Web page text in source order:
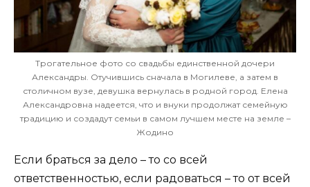
Трогательное фото со свадьбы единственной дочери
Александры. Отучившись сначала в Могилеве, а затем в
столичном вузе, девушка вернулась в родной город. Елена
Александровна надеется, что и внуки продолжат семейную
традицию и создадут семьи в самом лучшем месте на земле –
Жодино
Если браться за дело – то со всей
ответственностью, если радоваться – то от всей